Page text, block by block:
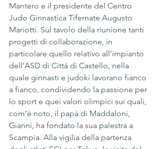
Mantero e il presidente del Centro
Judo Ginnastica Tifernate Augusto
Mariotti. Sul tavolo della riunione tanti
progetti di collaborazione, in
particolare quello relativo all’impianto
dell’ASD di Città di Castello, nella
quale ginnasti e judoki lavorano fianco
a fianco, condividendo la passione per
lo sport e quei valori olimpici sui quali,
com’è noto, il papà di Maddaloni,
Gianni, ha fondato la sua palestra a
Scampia. Alla vigilia della partenza